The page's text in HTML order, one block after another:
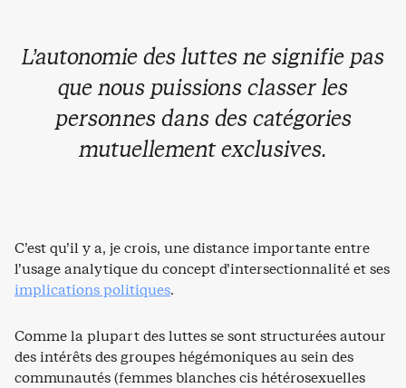
L’autonomie des luttes ne signifie pas
que nous puissions classer les
personnes dans des catégories
mutuellement exclusives.
C’est qu’il y a, je crois, une distance importante entre
l’usage analytique du concept d’intersectionnalité et ses
implications politiques.
Comme la plupart des luttes se sont structurées autour
des intérêts des groupes hégémoniques au sein des
communautés (femmes blanches cis hétérosexuelles